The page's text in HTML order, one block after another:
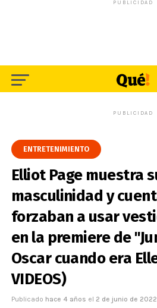
PUBLICIDAD
PUBLICIDAD
ENTRETENIMIENTO
Elliot Page muestra
masculinidad y
forzaban a usar
en la premiere de
Oscar cuando era
VIDEOS)
Publicado hace 4 años el 2 de junio de 2022